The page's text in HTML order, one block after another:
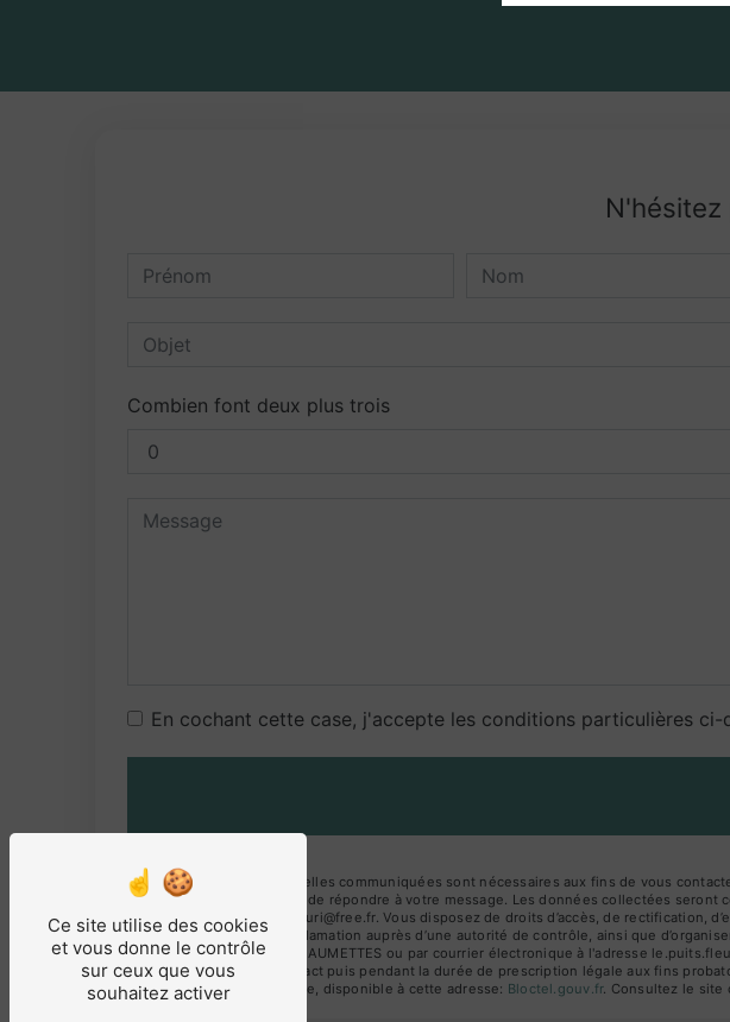
Combien font deux plus trois
En cochant cette case, j'accepte les conditions particulières ci-
** Les données personnelles communiquées sont nécessaires aux fins de vous
traitants dans le seul but de répondre à votre message. Les données collectées seront
BEAUMETTES le.puits.fleuri@free.fr. Vous disposez de droits d’accès, de
droit d’introduire une réclamation auprès d’une autorité de contrôle, ainsi que
Des Amandiers 84220 BEAUMETTES ou par courrier électronique à l'adresse
période de prise de contact puis pendant la durée de prescription légale aux fins
démarchage téléphonique, disponible à cette adresse:
Bloctel.gouv.fr. Consultez le site
Ce site utilise des cookies
et vous donne le contrôle
sur ceux que vous
souhaitez activer